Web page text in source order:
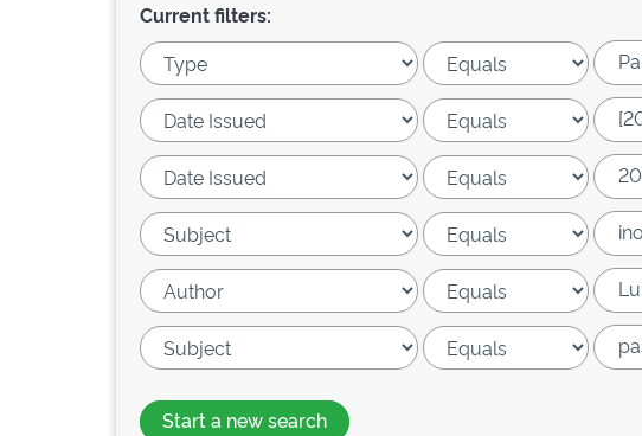
Current filters:
Start a new search